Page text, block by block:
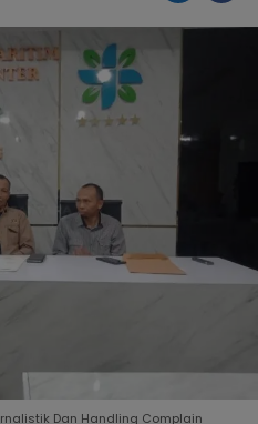
Dan Handling Complain